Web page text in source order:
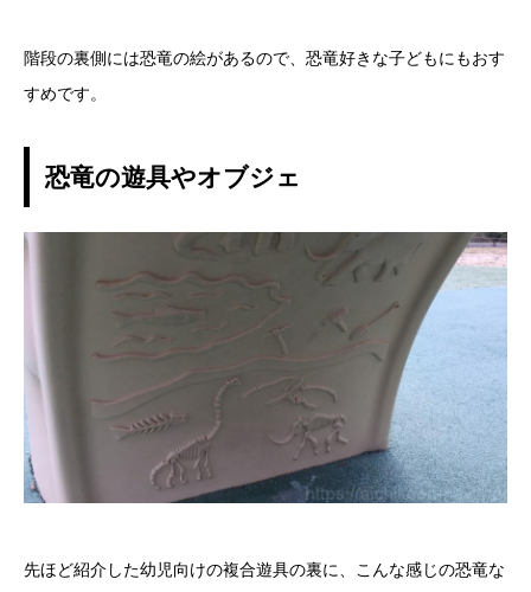
階段の裏側には恐竜の絵があるので、恐竜好きな子どもにもおす
すめです。
恐竜の遊具やオブジェ
先ほど紹介した幼児向けの複合遊具の裏に、こんな感じの恐竜な